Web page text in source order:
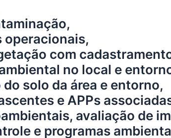
operacionais,
com
no local e
solo da área e entorno,
e APPs
avaliação de
e programas